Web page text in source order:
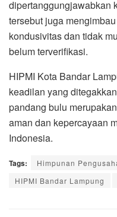
dipertanggungjawabkan
tersebut juga
kondusivitas dan tidak
belum terverifikasi.
HIPMI Kota Bandar
keadilan yang
pandang bulu
aman dan kepercayaan
Indonesia.
Tags:
Himpunan
HIPMI Bandar Lampung